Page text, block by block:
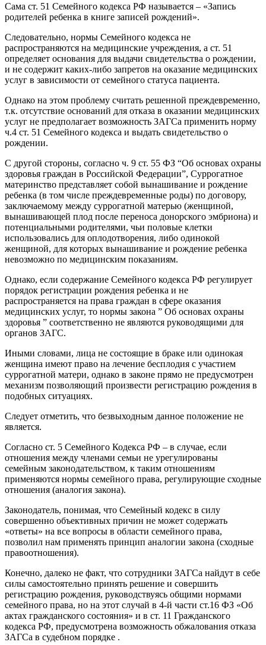
Сама ст. 51 Семейного кодекса РФ называется – «Запись
родителей ребенка в книге записей рождений».
Следовательно, нормы Семейного кодекса не
распространяются на медицинские учреждения, а ст. 51
определяет основания для выдачи свидетельства о рождении,
и не содержит каких-либо запретов на оказание медицинских
услуг в зависимости от семейного статуса пациента.
Однако на этом проблему считать решенной преждевременно,
т.к. отсутствие оснований для отказа в оказании медицинских
услуг не предполагает возможность ЗАГСа применить норму
ч.4 ст. 51 Семейного кодекса и выдать свидетельство о
рождении.
С другой стороны, согласно ч. 9 ст. 55 ФЗ “Об основах охраны
здоровья граждан в Российской Федерации”, Суррогатное
материнство представляет собой вынашивание и рождение
ребенка (в том числе преждевременные роды) по договору,
заключаемому между суррогатной матерью (женщиной,
вынашивающей плод после переноса донорского эмбриона) и
потенциальными родителями, чьи половые клетки
использовались для оплодотворения, либо одинокой
женщиной, для которых вынашивание и рождение ребенка
невозможно по медицинским показаниям.
Однако, если содержание Семейного кодекса РФ регулирует
порядок регистрации рождения ребенка и не
распространяется на права граждан в сфере оказания
медицинских услуг, то нормы закона ” Об основах охраны
здоровья ” соответственно не являются руководящими для
органов ЗАГС.
Иными словами, лица не состоящие в браке или одинокая
женщина имеют право на лечение бесплодия с участием
суррогатной матери, однако в законе прямо не предусмотрен
механизм позволяющий произвести регистрацию рождения в
подобных ситуациях.
Следует отметить, что безвыходным данное положение не
является.
Согласно ст. 5 Семейного Кодекса РФ – в случае, если
отношения между членами семьи не урегулированы
семейным законодательством, к таким отношениям
применяются нормы семейного права, регулирующие сходные
отношения (аналогия закона).
Законодатель, понимая, что Семейный кодекс в силу
совершенно объективных причин не может содержать
«ответы» на все вопросы в области семейного права,
позволил нам применять принцип аналогии закона (сходные
правоотношения).
Конечно, далеко не факт, что сотрудники ЗАГСа найдут в себе
силы самостоятельно принять решение и совершить
регистрацию рождения, руководствуясь общими нормами
семейного права, но на этот случай в 4-й части ст.16 ФЗ «Об
актах гражданского состояния» и в ст. 11 Гражданского
кодекса РФ, предусмотрена возможность обжалования отказа
ЗАГСа в судебном порядке .